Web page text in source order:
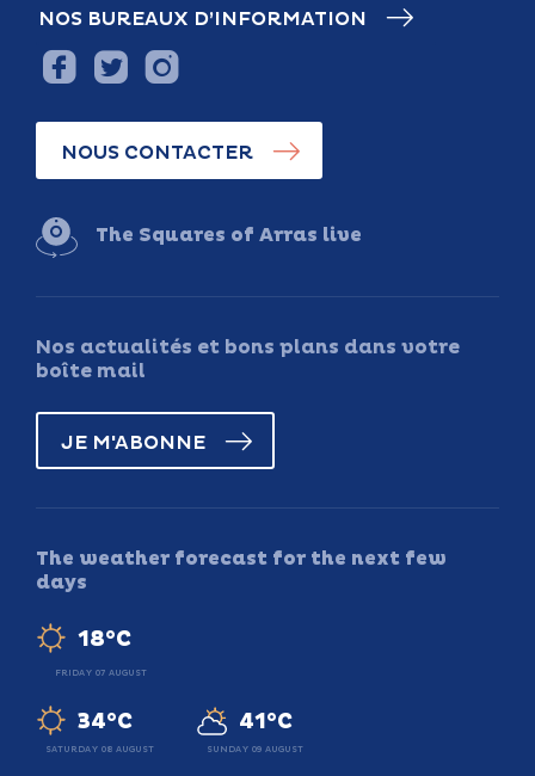
NOS BUREAUX D’INFORMATION
NOUS CONTACTER
The Squares of Arras live
Nos actualités et bons plans dans votre
boîte mail
JE M'ABONNE
The weather forecast for the next few
days
18°C
FRIDAY 07 AUGUST
34°C
SATURDAY 08 AUGUST
41°C
SUNDAY 09 AUGUST